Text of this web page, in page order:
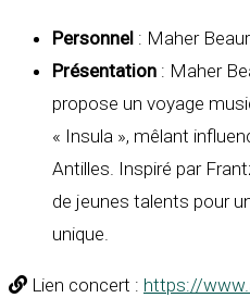
Personnel : Maher
Présentation : Maher
propose un voyage
« Insula », mêlant
Antilles. Inspiré par
de jeunes talents pour
unique.
Lien concert : https://